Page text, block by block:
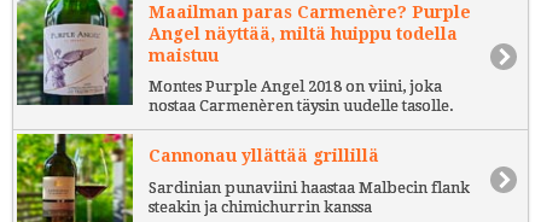
Maailman paras Carmenère? Purple
Angel näyttää, miltä huippu todella
maistuu
Montes Purple Angel 2018 on viini, joka
nostaa Carmenèren täysin uudelle tasolle.
Cannonau yllättää grillillä
Sardinian punaviini haastaa Malbecin flank
steakin ja chimichurrin kanssa